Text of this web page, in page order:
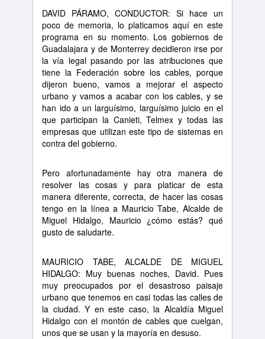
DAVID PÁRAMO, CONDUCTOR: Si hace un
poco de memoria, lo platicamos aquí en este
programa en su momento. Los gobiernos de
Guadalajara y de Monterrey decidieron irse por
la vía legal pasando por las atribuciones que
tiene la Federación sobre los cables, porque
dijeron bueno, vamos a mejorar el aspecto
urbano y vamos a acabar con los cables, y se
han ido a un larguísimo, larguísimo juicio en el
que participan la Canieti, Telmex y todas las
empresas que utilizan este tipo de sistemas en
contra del gobierno.
Pero afortunadamente hay otra manera de
resolver las cosas y para platicar de esta
manera diferente, correcta, de hacer las cosas
tengo en la línea a Mauricio Tabe, Alcalde de
Miguel Hidalgo, Mauricio ¿cómo estás? qué
gusto de saludarte.
MAURICIO TABE, ALCALDE DE MIGUEL
HIDALGO: Muy buenas noches, David. Pues
muy preocupados por el desastroso paisaje
urbano que tenemos en casi todas las calles de
la ciudad. Y en este caso, la Alcaldía Miguel
Hidalgo con el montón de cables que cuelgan,
unos que se usan y la mayoría en desuso.